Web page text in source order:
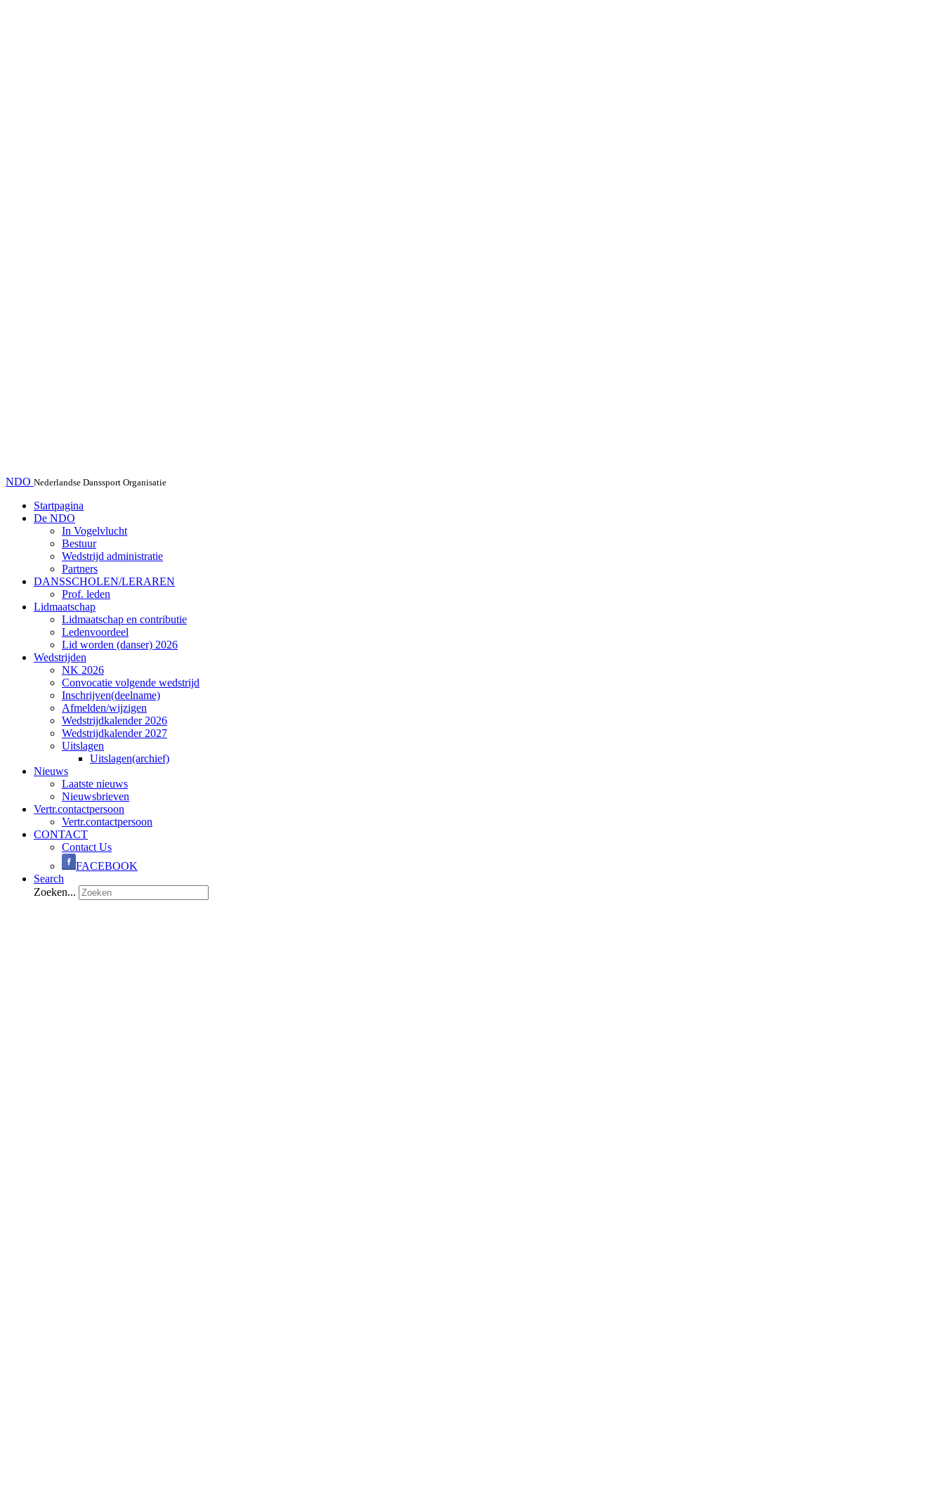
NDO Nederlandse Danssport Organisatie
Startpagina
De NDO
In Vogelvlucht
Bestuur
Wedstrijd administratie
Partners
DANSSCHOLEN/LERAREN
Prof. leden
Lidmaatschap
Lidmaatschap en contributie
Ledenvoordeel
Lid worden (danser) 2026
Wedstrijden
NK 2026
Convocatie volgende wedstrijd
Inschrijven(deelname)
Afmelden/wijzigen
Wedstrijdkalender 2026
Wedstrijdkalender 2027
Uitslagen
Uitslagen(archief)
Nieuws
Laatste nieuws
Nieuwsbrieven
Vertr.contactpersoon
Vertr.contactpersoon
CONTACT
Contact Us
FACEBOOK
Search
Zoeken...